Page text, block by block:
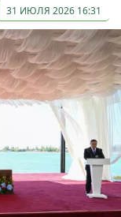
31 ИЮЛЯ 2026 16:31